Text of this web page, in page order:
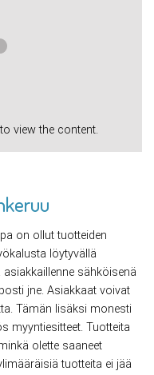
view the content.
on ollut tuotteiden
löytyvällä
sähköisenä
jne. Asiakkaat voivat
Tämän lisäksi monesti
myyntiesitteet. Tuotteita
olette saaneet
tuotteita ei jää